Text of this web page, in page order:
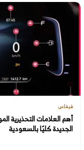
فيقاس
الجديدة كليًا بالسعودية